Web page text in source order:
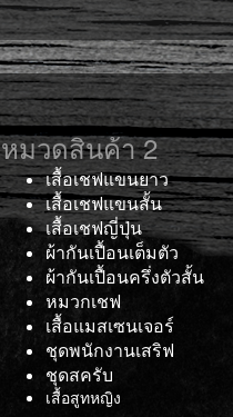
หมวดสินค้า 2
เสื้อเชฟแขนยาว
เสื้อเชฟแขนสั้น
เสื้อเชฟญี่ปุ่น
ผ้ากันเปื้อนเต็มตัว
ผ้ากันเปื้อนครึ่งตัวสั้น
หมวกเชฟ
เสื้อแมสเซนเจอร์
ชุดพนักงานเสริฟ
ชุดสครับ
เสื้อสูทหญิง